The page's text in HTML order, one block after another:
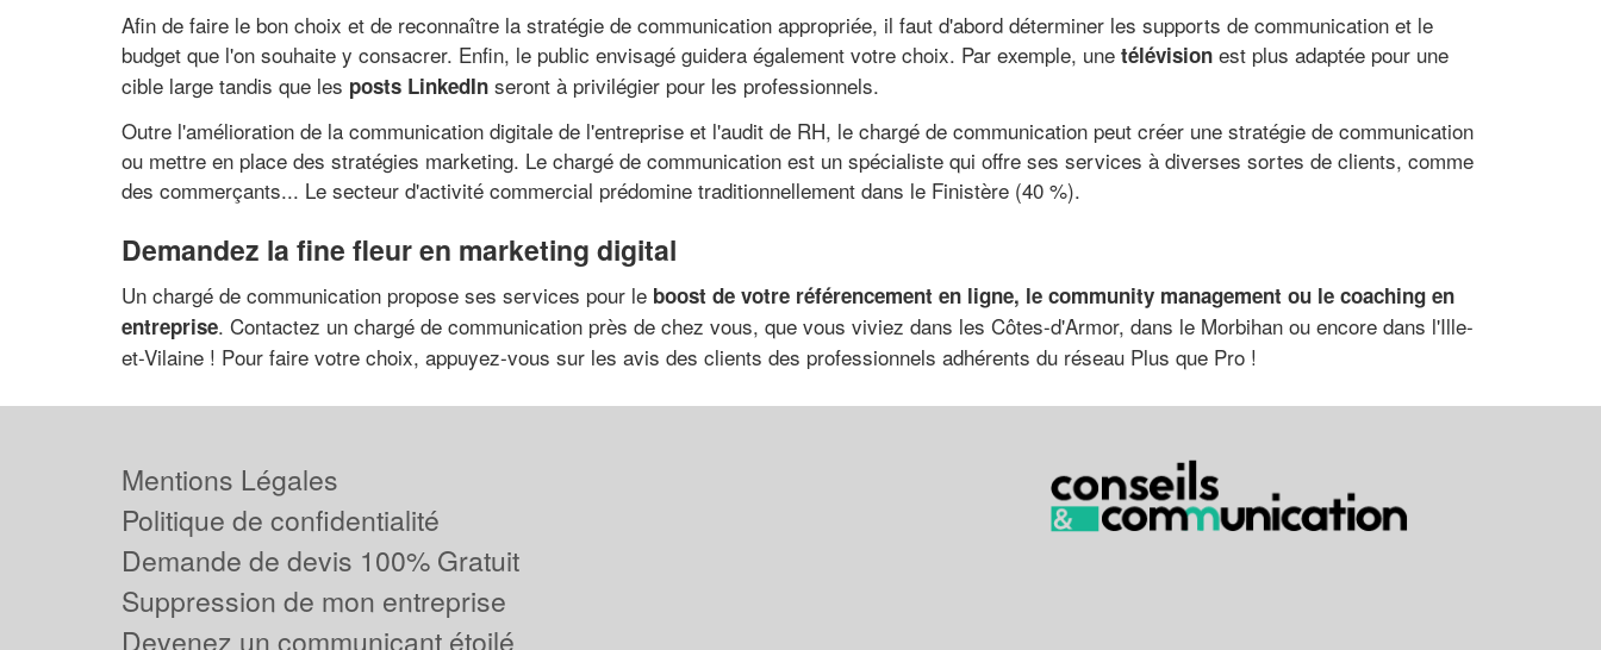
Afin de faire le bon choix et de reconnaître la stratégie de communication appropriée, il faut d'abord déterminer les supports de communication et le
budget que l'on souhaite y consacrer. Enfin, le public envisagé guidera également votre choix. Par exemple, une télévision est plus adaptée pour une
cible large tandis que les posts LinkedIn seront à privilégier pour les professionnels.
Outre l'amélioration de la communication digitale de l'entreprise et l'audit de RH, le chargé de communication peut créer une stratégie de communication
ou mettre en place des stratégies marketing. Le chargé de communication est un spécialiste qui offre ses services à diverses sortes de clients, comme
des commerçants... Le secteur d'activité commercial prédomine traditionnellement dans le Finistère (40 %).
Demandez la fine fleur en marketing digital
Un chargé de communication propose ses services pour le boost de votre référencement en ligne, le community management ou le coaching en
entreprise. Contactez un chargé de communication près de chez vous, que vous viviez dans les Côtes-d'Armor, dans le Morbihan ou encore dans l'Ille-
et-Vilaine ! Pour faire votre choix, appuyez-vous sur les avis des clients des professionnels adhérents du réseau Plus que Pro !
Mentions Légales
Politique de confidentialité
Demande de devis 100% Gratuit
Suppression de mon entreprise
Devenez un communicant étoilé